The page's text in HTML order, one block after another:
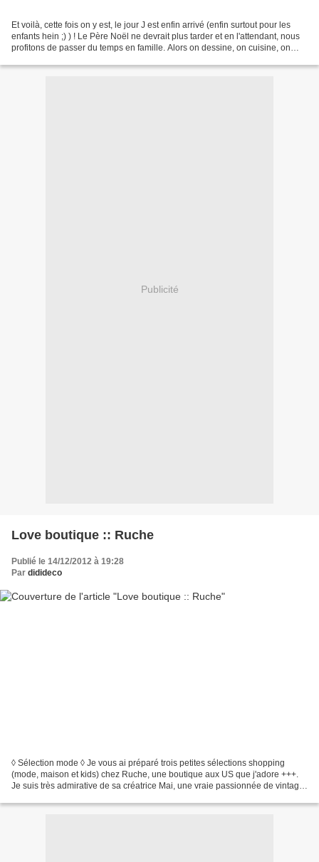
Et voilà, cette fois on y est, le jour J est enfin arrivé (enfin surtout pour les
enfants hein ;) ) ! Le Père Noël ne devrait plus tarder et en l'attendant, nous
profitons de passer du temps en famille. Alors on dessine, on cuisine, on
Publicité
Love boutique :: Ruche
Publié le 14/12/2012 à 19:28
Par didideco
◊ Sélection mode ◊ Je vous ai préparé trois petites sélections shopping
(mode, maison et kids) chez Ruche, une boutique aux US que j'adore +++.
Je suis très admirative de sa créatrice Mai, une vraie passionnée de vintage